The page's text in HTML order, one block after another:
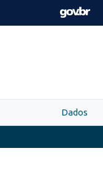
Skip to main content
Dados